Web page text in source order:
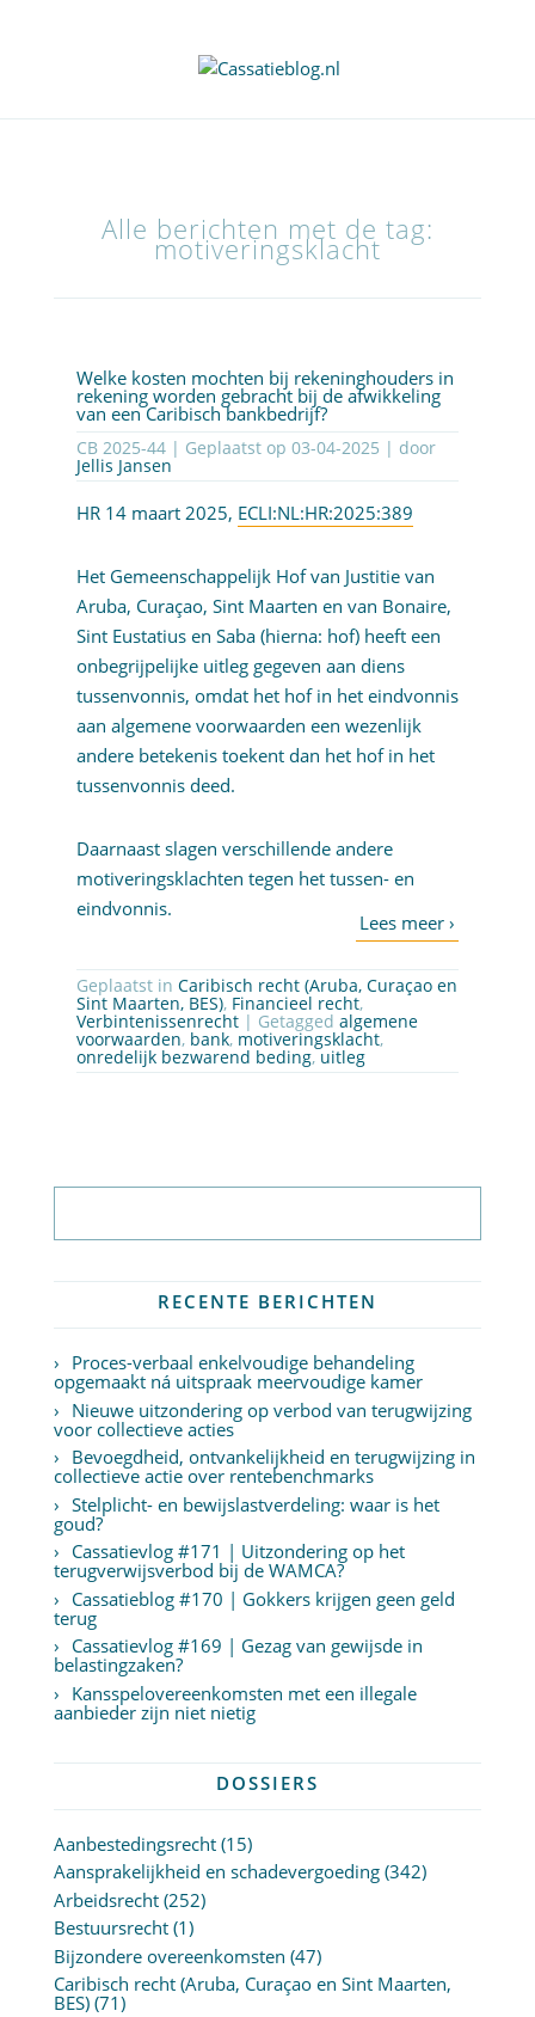
Alle berichten met de tag:
motiveringsklacht
Welke kosten mochten bij rekeninghouders in
rekening worden gebracht bij de afwikkeling
van een Caribisch bankbedrijf?
CB 2025-44 | Geplaatst op 03-04-2025 | door
Jellis Jansen
HR 14 maart 2025, ECLI:NL:HR:2025:389
Het Gemeenschappelijk Hof van Justitie van
Aruba, Curaçao, Sint Maarten en van Bonaire,
Sint Eustatius en Saba (hierna: hof) heeft een
onbegrijpelijke uitleg gegeven aan diens
tussenvonnis, omdat het hof in het eindvonnis
aan algemene voorwaarden een wezenlijk
andere betekenis toekent dan het hof in het
tussenvonnis deed.
Daarnaast slagen verschillende andere
motiveringsklachten tegen het tussen- en
eindvonnis.
Geplaatst in Caribisch recht (Aruba, Curaçao en
Sint Maarten, BES), Financieel recht,
Verbintenissenrecht | Getagged algemene
voorwaarden, bank, motiveringsklacht,
onredelijk bezwarend beding, uitleg
RECENTE BERICHTEN
Proces-verbaal enkelvoudige behandeling
opgemaakt ná uitspraak meervoudige kamer
Nieuwe uitzondering op verbod van terugwijzing
voor collectieve acties
Bevoegdheid, ontvankelijkheid en terugwijzing in
collectieve actie over rentebenchmarks
Stelplicht- en bewijslastverdeling: waar is het
goud?
Cassatievlog #171 | Uitzondering op het
terugverwijsverbod bij de WAMCA?
Cassatieblog #170 | Gokkers krijgen geen geld
terug
Cassatievlog #169 | Gezag van gewijsde in
belastingzaken?
Kansspelovereenkomsten met een illegale
aanbieder zijn niet nietig
DOSSIERS
Aanbestedingsrecht(15)
Aansprakelijkheid en schadevergoeding(342)
Arbeidsrecht(252)
Bestuursrecht(1)
Bijzondere overeenkomsten (47)
Caribisch recht (Aruba, Curaçao en Sint Maarten,
BES)(71)